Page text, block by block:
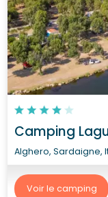
Camping
Alghero, Sardaigne,
Voir le camping